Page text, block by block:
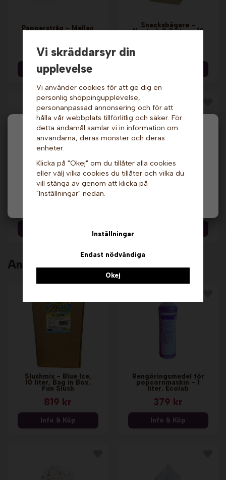
Hej och välkommen till Gottes!
moms) eller företag (exkl. moms) för hur våra priser
ska visas.
Privat
Papperstråg - Mellan
1 539 kr
Info & Köp
Snacksbägare -
Neutral, 0,9 liter x 10
Friteringsfett -
Longlife, Semi Liquid,
10 L. Risso
Snacksbägare 0,5
Andra köpte även
Slushmix - Blue Ice,
10 liter, Bag in Box.
Fun Slush
819 kr
Info & Köp
Rengöringsmedel för
popcornmaskin - 1
liter. Ecolab
379 kr
Info & Köp
Vi skräddarsyr din
upplevelse
Vi använder cookies för att ge dig en
personlig shoppingupplevelse,
personanpassad annonsering och för att
hålla vår webbplats tillförlitlig och säker. För
detta ändamål samlar vi in information om
användarna, deras mönster och deras
enheter.
Klicka på "Okej" om du tillåter alla cookies
eller välj vilka cookies du tillåter och vilka du
vill stänga av genom att klicka på
"Inställningar" nedan.
Inställningar
Endast nödvändiga
Okej